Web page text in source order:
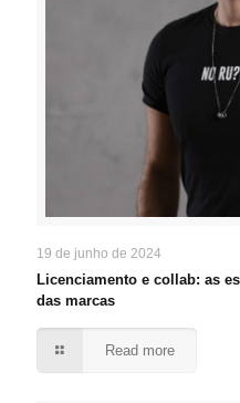
19 de junho de 2024
Licenciamento e collab: as
das marcas
Read more